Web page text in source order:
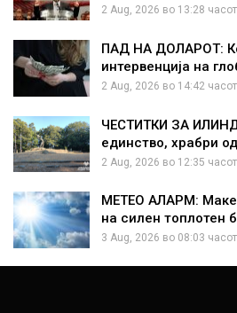
2 Aug, 2026 во 13:28
ПАД НА ДОЛАРОТ:
интервенција на
2 Aug, 2026 во 14:42
ЧЕСТИТКИ ЗА
единство, храбри
2 Aug, 2026 во 12:35 часот.
МЕТЕО АЛАРМ:
на силен топлотен
3 Aug, 2026 во 08:03